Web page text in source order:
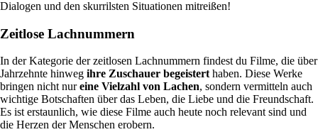
Dialogen und den skurrilsten Situationen mitreißen!
Zeitlose Lachnummern
In der Kategorie der zeitlosen Lachnummern findest du Filme, die über
Jahrzehnte hinweg ihre Zuschauer begeisterthaben. Diese Werke
bringen nicht nureine Vielzahl von Lachen, sondern vermitteln auch
wichtige Botschaften über das Leben, die Liebe und die Freundschaft.
Es ist erstaunlich, wie diese Filme auch heute noch relevant sind und
die Herzen der Menschen erobern.